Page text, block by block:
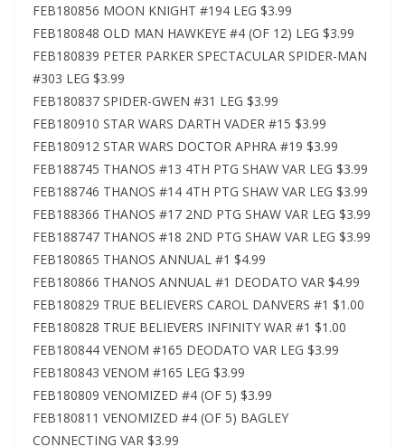
FEB180856 MOON KNIGHT #194 LEG $3.99
FEB180848 OLD MAN HAWKEYE #4 (OF 12) LEG $3.99
FEB180839 PETER PARKER SPECTACULAR SPIDER-MAN
#303 LEG $3.99
FEB180837 SPIDER-GWEN #31 LEG $3.99
FEB180910 STAR WARS DARTH VADER #15 $3.99
FEB180912 STAR WARS DOCTOR APHRA #19 $3.99
FEB188745 THANOS #13 4TH PTG SHAW VAR LEG $3.99
FEB188746 THANOS #14 4TH PTG SHAW VAR LEG $3.99
FEB188366 THANOS #17 2ND PTG SHAW VAR LEG $3.99
FEB188747 THANOS #18 2ND PTG SHAW VAR LEG $3.99
FEB180865 THANOS ANNUAL #1 $4.99
FEB180866 THANOS ANNUAL #1 DEODATO VAR $4.99
FEB180829 TRUE BELIEVERS CAROL DANVERS #1 $1.00
FEB180828 TRUE BELIEVERS INFINITY WAR #1 $1.00
FEB180844 VENOM #165 DEODATO VAR LEG $3.99
FEB180843 VENOM #165 LEG $3.99
FEB180809 VENOMIZED #4 (OF 5) $3.99
FEB180811 VENOMIZED #4 (OF 5) BAGLEY
CONNECTING VAR $3.99